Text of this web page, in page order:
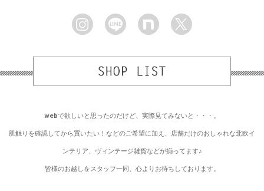
webで欲しいと思ったのだけど、実際見てみないと・・・。
肌触りを確認してから買いたい！などのご希望に加え、店舗だけのおしゃれな北欧イ
ンテリア、ヴィンテージ雑貨などが揃ってます♪
皆様のお越しをスタッフ一同、心よりお待ちしております。